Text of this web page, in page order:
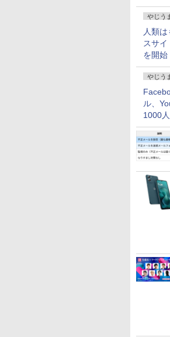
やじう
人類
スサ
を開始
やじう
ル、
1000
価格リ